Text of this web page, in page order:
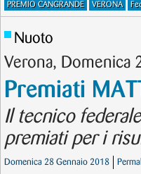
PREMIO CANGRANDE VERONA
Nuoto
Verona, Domenica
Premiati
Il tecnico
premiati per i
Domenica 28 Gennaio 2018